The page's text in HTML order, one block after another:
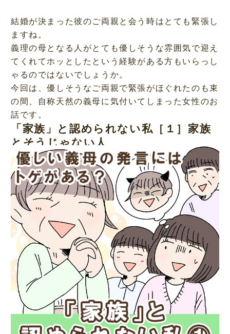
結婚が決まった彼のご両親と会う時はとても緊張し
ますね。
義理の母となる人がとても優しそうな雰囲気で迎え
てくれてホッとしたという経験がある方もいらっし
ゃるのではないでしょうか。
今回は、優しそうなご両親で緊張がほぐれたのも束
の間、自称天然の義母に気付いてしまった女性のお
話です。
「家族」と認められない私［１］家族
とそうじゃない人